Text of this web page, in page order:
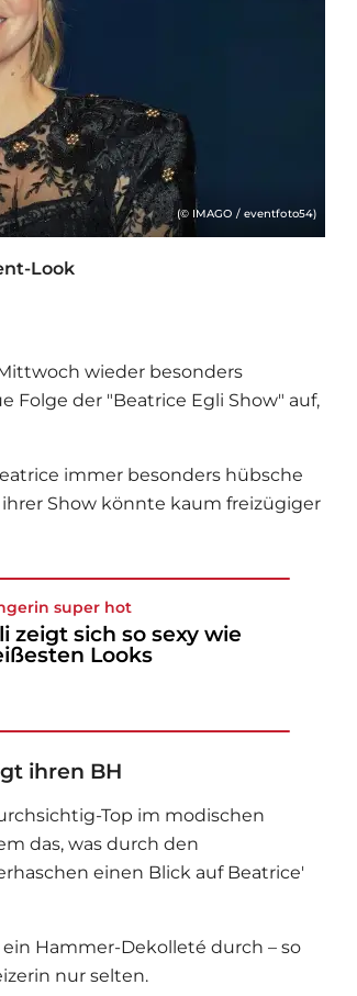
(© IMAGO / eventfoto54)
Look
wieder besonders
Folge der "Beatrice Egli Show" auf,
immer besonders hübsche
Show könnte kaum freizügiger
super hot
zeigt sich so sexy wie
Looks
ihren BH
Top im modischen
das, was durch den
einen Blick auf Beatrice'
Hammer-Dekolleté durch – so
nur selten.